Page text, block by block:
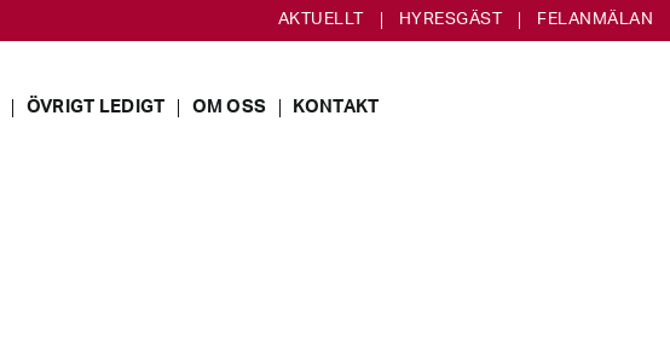
AKTUELLT HYRESGÄST FELANMÄLAN
ÖVRIGT LEDIGT OM OSS KONTAKT